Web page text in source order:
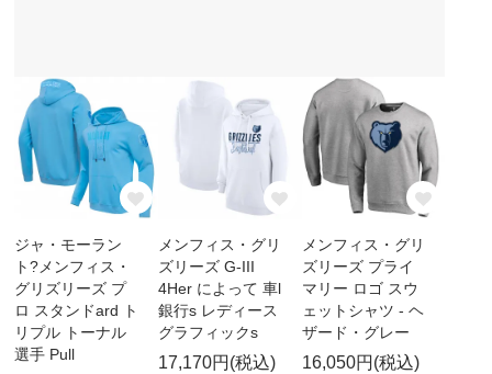
ジャ・モーラン
ト?メンフィス・
グリズリーズ プ
ロ スタンドard ト
リプル トーナル
選手 Pull
メンフィス・グリ
ズリーズ G-III
4Her によって 車l
銀行s レディース
グラフィックs
17,170円(税込)
メンフィス・グリ
ズリーズ プライ
マリー ロゴ スウ
ェットシャツ - ヘ
ザード・グレー
16,050円(税込)